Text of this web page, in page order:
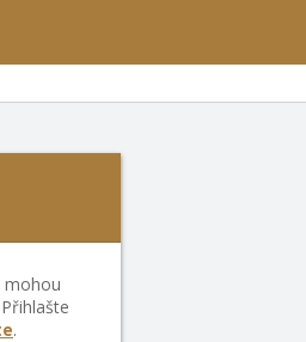
mohou
.